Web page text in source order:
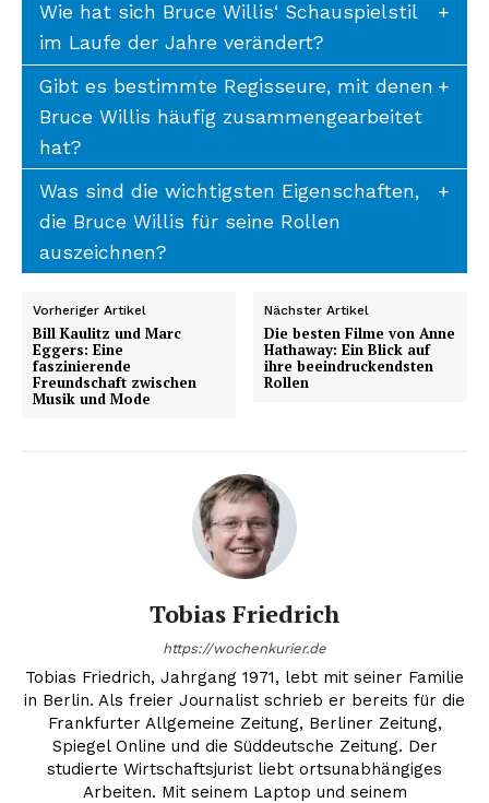
Wie hat sich Bruce Willis‘ Schauspielstil
im Laufe der Jahre verändert?
Gibt es bestimmte Regisseure, mit denen
Bruce Willis häufig zusammengearbeitet
hat?
Was sind die wichtigsten Eigenschaften,
die Bruce Willis für seine Rollen
auszeichnen?
Vorheriger Artikel
Bill Kaulitz und Marc
Eggers: Eine
faszinierende
Freundschaft zwischen
Musik und Mode
Nächster Artikel
Die besten Filme von Anne
Hathaway: Ein Blick auf
ihre beeindruckendsten
Rollen
Tobias Friedrich
https://wochenkurier.de
Tobias Friedrich, Jahrgang 1971, lebt mit seiner Familie
in Berlin. Als freier Journalist schrieb er bereits für die
Frankfurter Allgemeine Zeitung, Berliner Zeitung,
Spiegel Online und die Süddeutsche Zeitung. Der
studierte Wirtschaftsjurist liebt ortsunabhängiges
Arbeiten. Mit seinem Laptop und seinem